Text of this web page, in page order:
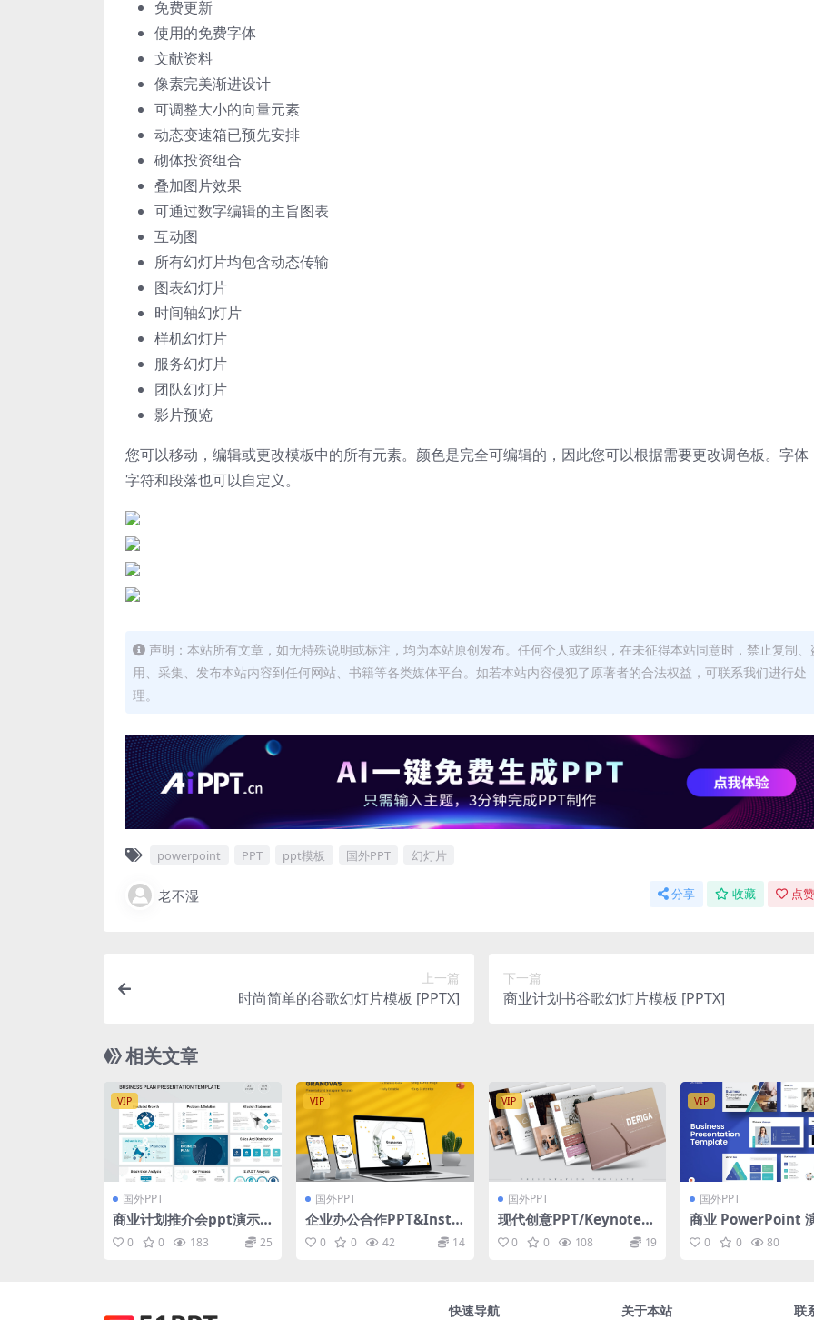
免费更新
使用的免费字体
文献资料
像素完美渐进设计
可调整大小的向量元素
动态变速箱已预先安排
砌体投资组合
叠加图片效果
可通过数字编辑的主旨图表
互动图
所有幻灯片均包含动态传输
图表幻灯片
时间轴幻灯片
样机幻灯片
服务幻灯片
团队幻灯片
影片预览
您可以移动，编辑或更改模板中的所有元素。颜色是完全可编辑的，因此您可以根据需要更改调色板。字体
字符和段落也可以自定义。
声明：本站所有文章，如无特殊说明或标注，均为本站原创发布。任何个人或组织，在未征得本站同意时，禁止复制、
用、采集、发布本站内容到任何网站、书籍等各类媒体平台。如若本站内容侵犯了原著者的合法权益，可联系我们进行处
理。
powerpoint PPT ppt模板 国外PPT 幻灯片
老不湿 分享 收藏 点
上一篇
时尚简单的谷歌幻灯片模板 [PPTX]
下一篇
商业计划书谷歌幻灯片模板 [PPTX]
相关文章
VIP
国外PPT
商业计划推介会ppt演示
文稿模板
0 0 183 25
VIP
国外PPT
企业办公合作PPT&Insta
gram模板素材 Granova
s – Powerpoint & Insta
0 0 42 14
VIP
国外PPT
现代创意PPT/Keynote/
谷歌幻灯片三合一模板 De
riga – Presentation Te
0 0 108 19
VIP
国外PPT
商业 PowerPoint
稿模板
0 0 80
快速导航 关于本站 联